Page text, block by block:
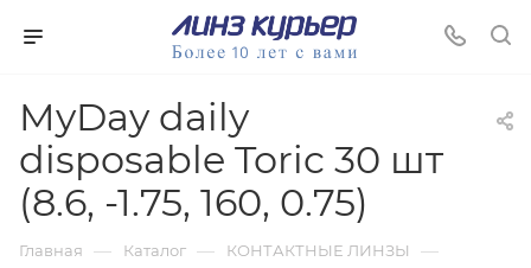
MyDay daily
disposable Toric 30 шт
(8.6, -1.75, 160, 0.75)
Главная — Каталог — КОНТАКТНЫЕ ЛИНЗЫ —